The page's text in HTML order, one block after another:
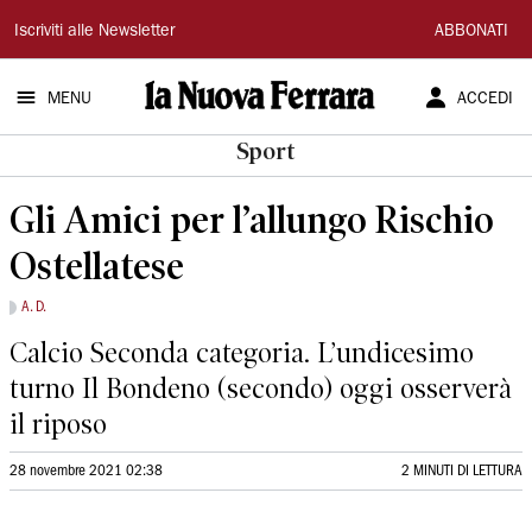
La
Nuova
Ferrara
Iscriviti alle Newsletter ABBONATI
MENU ACCEDI
Sport
Gli Amici per l’allungo Rischio
Ostellatese
A. D.
Calcio Seconda categoria. L’undicesimo
turno Il Bondeno (secondo) oggi osserverà
il riposo
28 novembre 2021 02:38 2 MINUTI DI LETTURA